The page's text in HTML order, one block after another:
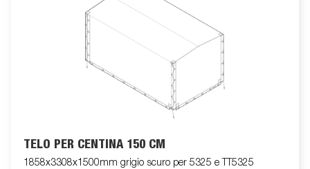
TELO PER CENTINA 150 CM
1858x3308x1500mm grigio scuro per 5325 e TT5325